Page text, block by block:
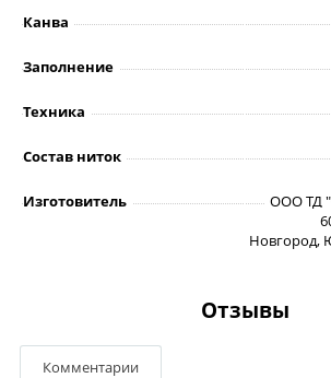
Канва
Заполнение
Техника
Состав ниток
Изготовитель
ООО ТД
Новгород,
Отзывы
Комментарии